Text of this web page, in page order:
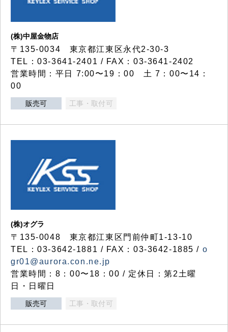
(株)中屋金物店
〒135-0034 東京都江東区永代2-30-3
TEL：03-3641-2401 / FAX：03-3641-2402
営業時間：平日 7:00〜19：00 土 7：00〜14：
00
販売可 工事・取付可
(株)オグラ
〒135-0048 東京都江東区門前仲町1-13-10
TEL：03-3642-1881 / FAX：03-3642-1885 / o
gr01@aurora.con.ne.jp
営業時間：8：00〜18：00 / 定休日：第2土曜
日・日曜日
販売可 工事・取付可